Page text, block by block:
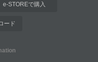
e-STOREで購入
ード